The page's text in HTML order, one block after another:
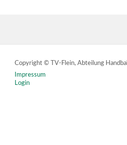
Copyright © TV-Flein, Abteilung Handball
Impressum
Login